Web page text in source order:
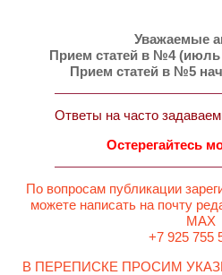
Уважаемые
Прием статей в №4 (июль
Прием статей в №5
Ответы на часто
Остерегайтесь
По вопросам публикации
можете написать на почту
MAX
+7 925 755
В ПЕРЕПИСКЕ ПРОСИМ